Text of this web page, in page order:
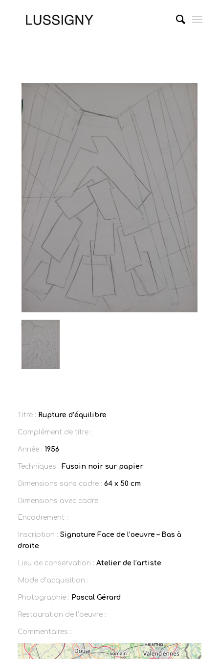
Titre : Rupture d’équilibre
Complément de titre :
Année : 1956
Techniques : Fusain noir sur papier
Dimensions sans cadre : 64 x 50 cm
Dimensions avec cadre :
Encadrement :
Inscription : Signature Face de l’oeuvre – Bas à
droite
Lieu de conservation : Atelier de l’artiste
Mode d’acquisition :
Photographie : Pascal Gérard
Restauration de l’oeuvre :
Commentaires :